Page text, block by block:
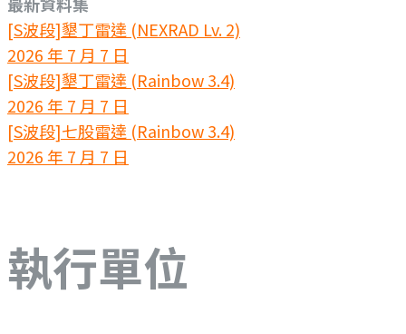
[S波段]墾丁雷達 (NEXRAD Lv. 2)
2026 年 7 月 7 日
[S波段]墾丁雷達 (Rainbow 3.4)
2026 年 7 月 7 日
[S波段]七股雷達 (Rainbow 3.4)
2026 年 7 月 7 日
執行單位